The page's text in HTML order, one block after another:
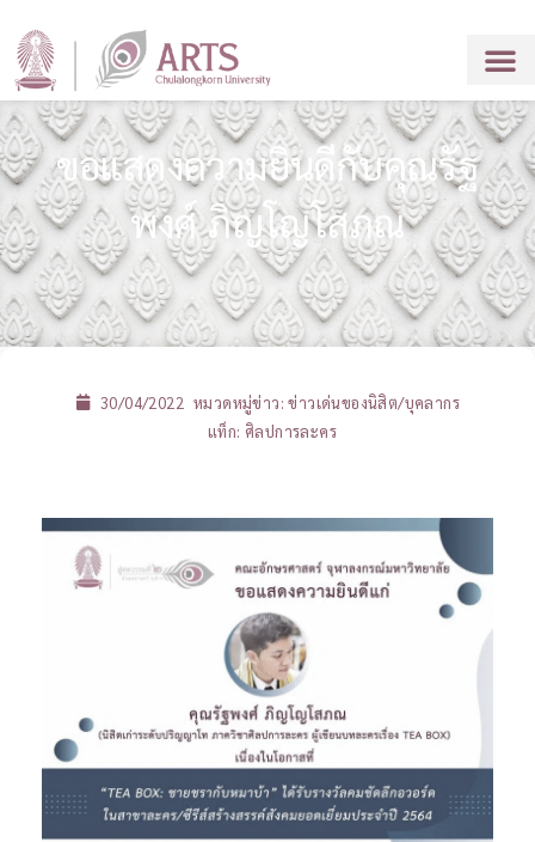
ขอแสดงความยินดีกับคุณรัฐ
พงศ์ ภิญโญโสภณ
30/04/2022 หมวดหมู่ข่าว:ข่าวเด่นของนิสิต/บุคลากร
แท็ก: ศิลปการละคร